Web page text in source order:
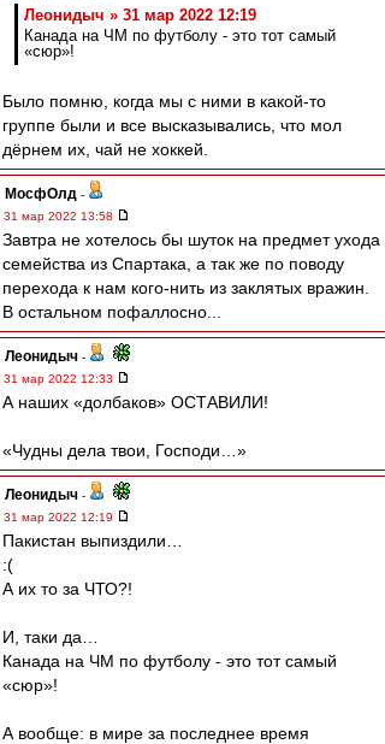
Леонидыч » 31 мар 2022 12:19
Канада на ЧМ по футболу - это тот самый
«сюр»!
Было помню, когда мы с ними в какой-то
группе были и все высказывались, что мол
дёрнем их, чай не хоккей.
МосфОлд -
31 мар 2022 13:58
Завтра не хотелось бы шуток на предмет ухода
семейства из Спартака, а так же по поводу
перехода к нам кого-нить из заклятых вражин.
В остальном пофаллосно...
Леонидыч -
31 мар 2022 12:33
А наших «долбаков» ОСТАВИЛИ!
«Чудны дела твои, Господи…»
Леонидыч -
31 мар 2022 12:19
Пакистан выпиздили…
:(
А их то за ЧТО?!
И, таки да…
Канада на ЧМ по футболу - это тот самый
«сюр»!
А вообще: в мире за последнее время